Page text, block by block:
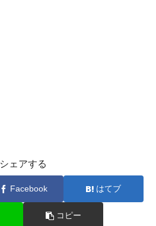
シェアする
Facebook はてブ
コピー